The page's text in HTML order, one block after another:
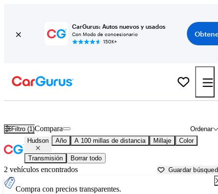
CarGurus: Autos nuevos y usados
Con Modo de concesionario
150K+
Filtro (1) Ordenar
Compara
Hudson Año A 100 millas de distancia Millaje Color
Transmisión Borrar todo
2 vehículos encontrados Guardar
Compra con precios transparentes.